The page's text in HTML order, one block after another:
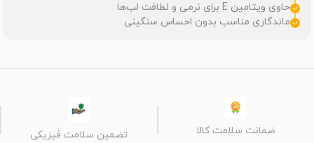
حاوی ویتامین E برای نرمی و لطافت لب‌ها
ماندگاری مناسب بدون احساس سنگینی
ضمانت سلامت کالا تضمین سلامت فیزیکی